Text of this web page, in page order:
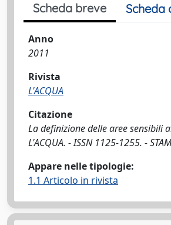
Scheda breve Scheda
Anno
2011
Rivista
L'ACQUA
Citazione
La definizione delle aree sensibili
L'ACQUA. - ISSN 1125-1255. -
Appare nelle tipologie:
1.1 Articolo in rivista